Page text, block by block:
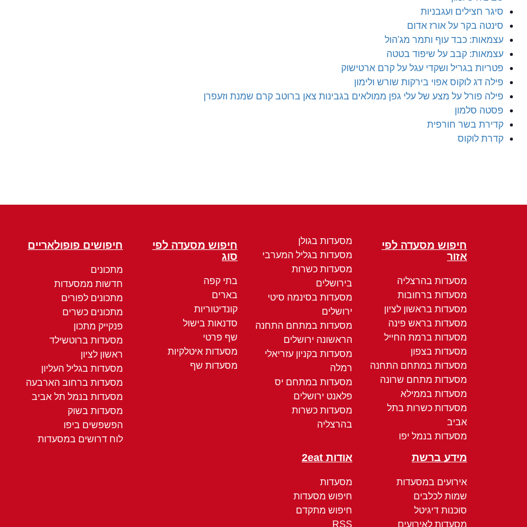
סיגר חצילים ועגבניות
סינטה בקר על אורז אדום
עצמאות: כבד עוף ותמר מג'הול
עצמאות: קבב על שיפוד בטטה
פטריות בגריל ושקדי עגל על קרם ארטישוק
פילה דג לוקוס אפוי בירקות שורש ולימון
פילה פורל על מצע של עלי גפן ממולאים בגבינות צאן ברוטב קרם שמנת וזעפרן
פסטה סלמון
קדירת בשר חורפית
קדרת לוקוס
חיפוש מסעדה לפי
אזור
מסעדות בהרצליה
מסעדות ברחובות
מסעדות בראשון לציון
מסעדות בראש פינה
מסעדות ברמת החייל
מסעדות בצפון
מסעדות במתחם התחנה
מסעדות מתחם שרונה
מסעדות בממילא
מסעדות כשרות בתל
אביב
מסעדות בנמל יפו
מסעדות בגולן
מסעדות בגליל המערבי
מסעדות כשרות
בירושלים
מסעדות בסינמה סיטי
ירושלים
מסעדות במתחם התחנה
הראשונה ירושלים
מסעדות בקניון עזריאלי
רמלה
מסעדות במתחם יס
פלאנט ירושלים
מסעדות כשרות
בהרצליה
חיפוש מסעדה לפי
סוג
בתי קפה
בארים
קונדיטוריות
סדנאות בישול
שף פרטי
מסעדות איטלקיות
מסעדות שף
חיפושים פופולאריים
מתכונים
חדשות ממסעדות
מתכונים לפורים
מתכונים כשרים
פנקייק מתכון
מסעדות ברוטשילד
ראשון לציון
מסעדות בגליל העליון
מסעדות ברחוב הארבעה
מסעדות בנמל תל אביב
מסעדות בשוק
הפשפשים ביפו
לוח דרושים במסעדות
מידע ברשת
אירועים במסעדות
שמות לכלבים
סוכנות דיגיטל
מסעדות לאירועים
אודות 2eat
מסעדות
חיפוש מסעדות
חיפוש מתקדם
RSS